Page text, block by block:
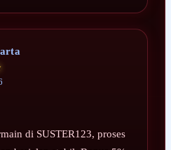
di SUSTER123, proses